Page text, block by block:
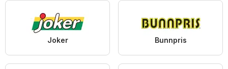
Joker Bunnpris